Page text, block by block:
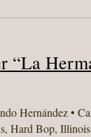
“La
Hernández•
, Hard Bop, Illinois